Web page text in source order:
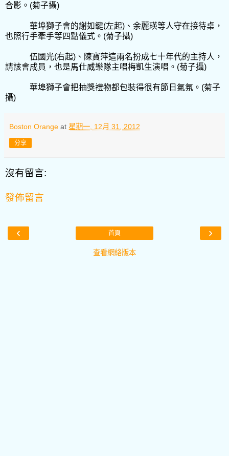
合影。 (菊子攝)
華埠獅子會的謝如鍵(左起) 、余麗瑛等人守在接待桌，
也照行手牽手等四點儀式。 (菊子攝)
伍國光(右起) 、陳寶萍這兩名扮成七十年代的主持人，
請該會成員，也是馬仕威樂隊主唱梅凱生演唱。 (菊子攝)
華埠獅子會把抽獎禮物都包裝得很有節日氣氛。 (菊子
攝)
Boston Orange at 星期一, 12月 31, 2012
分享
沒有留言:
發佈留言
‹ ›
首頁
查看網絡版本